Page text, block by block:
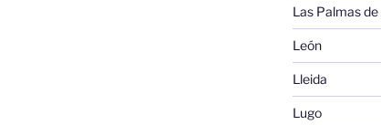
Las Palmas
León
Lleida
Lugo